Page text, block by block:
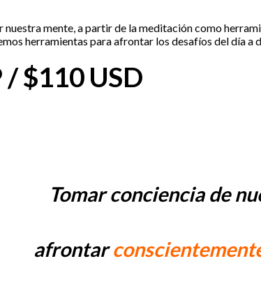
nuestra mente, a partir de la meditación como
herramientas para afrontar los desafíos del dí­a
$110 USD
Tomar conciencia de
afrontar